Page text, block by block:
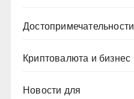
Достопримечательности
Криптовалюта и бизнес
Новости для